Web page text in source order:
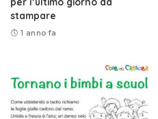
stampare
1 anno fa